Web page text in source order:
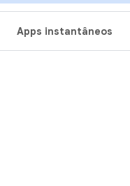
Apps instantâneos